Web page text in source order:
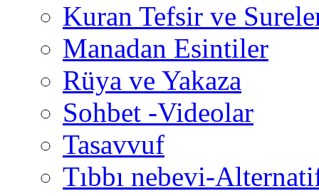
Kuran Tefsir ve
Manadan Esintiler
Rüya ve Yakaza
Sohbet -Videolar
Tasavvuf
Tıbbı nebevi-